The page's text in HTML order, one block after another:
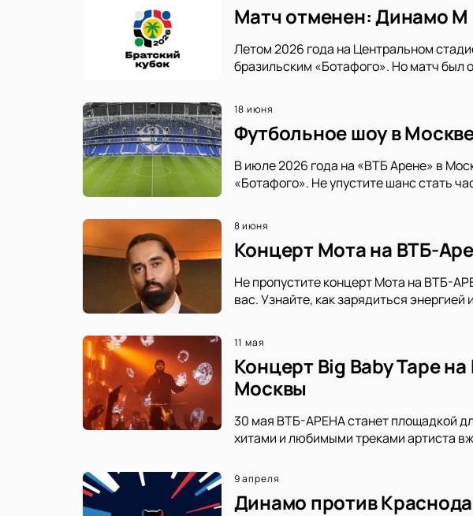
Матч отменен: Динамо М
Летом 2026 года на Центральном
бразильским «Ботафого». Но матч был
18 июня
Футбольное шоу в
В июле 2026 года на «ВТБ Арене» в
«Ботафого». Не упустите шанс стать
8 июня
Концерт Мота на ВТБ-
Не пропустите концерт Мота на ВТБ-
вас. Узнайте, как зарядиться
11 мая
Концерт Big Baby Tape
Москвы
30 мая ВТБ-АРЕНА станет площадкой
хитами и любимыми треками артиста
9 апреля
Динамо против